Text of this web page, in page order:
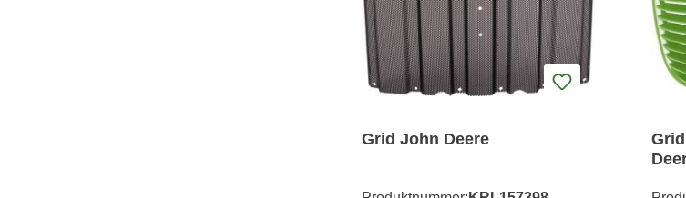
Grid John Deere